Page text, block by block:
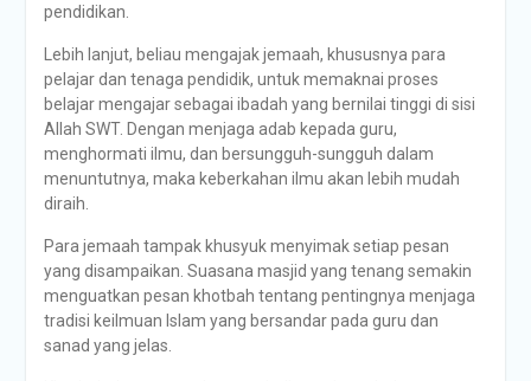
pendidikan.
Lebih lanjut, beliau mengajak jemaah, khususnya para
pelajar dan tenaga pendidik, untuk memaknai proses
belajar mengajar sebagai ibadah yang bernilai tinggi di sisi
Allah SWT. Dengan menjaga adab kepada guru,
menghormati ilmu, dan bersungguh-sungguh dalam
menuntutnya, maka keberkahan ilmu akan lebih mudah
diraih.
Para jemaah tampak khusyuk menyimak setiap pesan
yang disampaikan. Suasana masjid yang tenang semakin
menguatkan pesan khotbah tentang pentingnya menjaga
tradisi keilmuan Islam yang bersandar pada guru dan
sanad yang jelas.